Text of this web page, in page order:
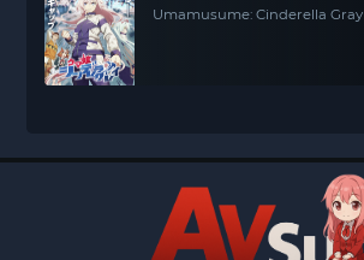
Umamusume: Cinderella Gray